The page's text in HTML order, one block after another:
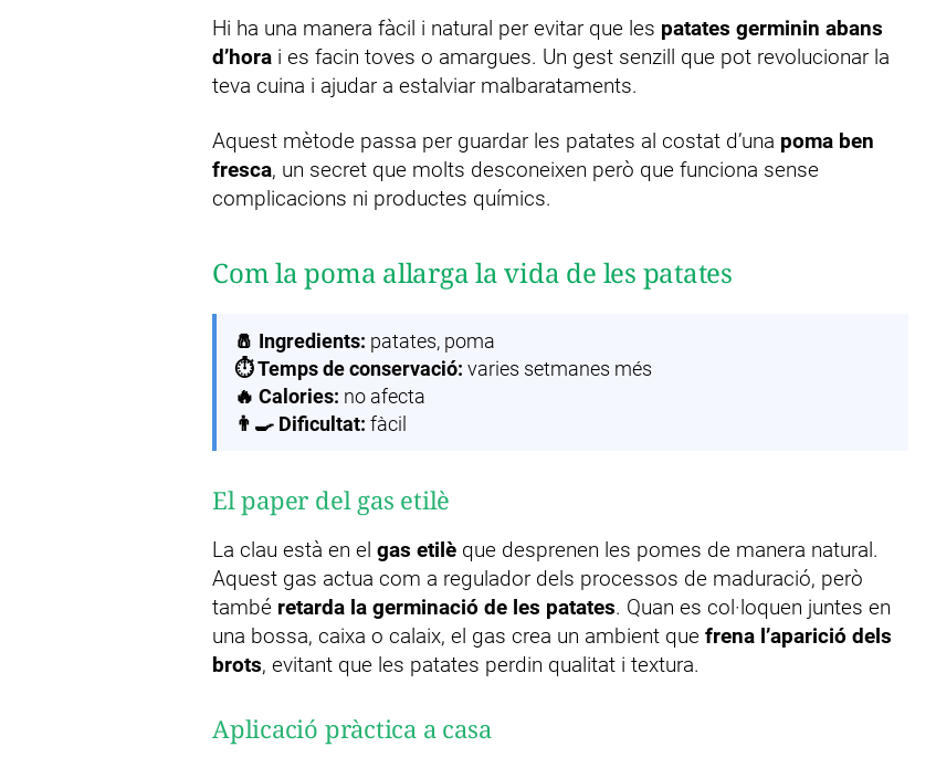
Hi ha una manera fàcil i natural per evitar que les patates germinin abans
d’hora i es facin toves o amargues. Un gest senzill que pot revolucionar la
teva cuina i ajudar a estalviar malbarataments.
Aquest mètode passa per guardar les patates al costat d’una poma ben
fresca, un secret que molts desconeixen però que funciona sense
complicacions ni productes químics.
Com la poma allarga la vida de les patates
🧂 Ingredients: patates, poma
⏱️ Temps de conservació: varies setmanes més
🔥 Calories: no afecta
👨‍🍳 Dificultat: fàcil
El paper del gas etilè
La clau està en el gas etilè que desprenen les pomes de manera natural.
Aquest gas actua com a regulador dels processos de maduració, però
també retarda la germinació de les patates. Quan es col·loquen juntes en
una bossa, caixa o calaix, el gas crea un ambient que frena l’aparició dels
brots, evitant que les patates perdin qualitat i textura.
Aplicació pràctica a casa